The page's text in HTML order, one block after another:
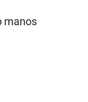
manos